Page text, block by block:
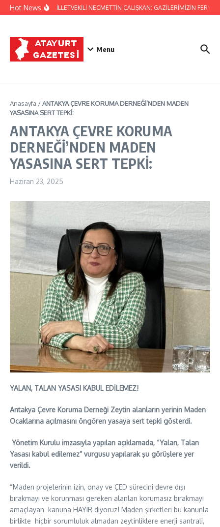
İçeriğe atla
Hot NewsHATAY MİLLETVEKİLİ NECMETTİN ÇALIŞKAN: GAZİLERİMİZİN
Menu
Anasayfa /ANTAKYA ÇEVRE KORUMA DERNEĞİ’NDEN MADEN
YASASINA SERT TEPKİ:
ANTAKYA ÇEVRE KORUMA
DERNEĞİ’NDEN MADEN
YASASINA SERT TEPKİ:
Haziran 23, 2025
YALAN, TALAN YASASI KABUL EDİLEMEZ!
Antakya Çevre Koruma Derneği Zeytin alanların yerinin Maden
Ocaklarına açılmasını öngören yasaya sert tepki gösterdi.
Yönetim Kurulu imzasıyla yapılan açıklamada, “Yalan, Talan
Yasası kabul edilemez” vurgusu yapılarak şu görüşlere yer
verildi.
“Maden projelerinin izin, onay ve ÇED sürecini devre dışı
bırakmayı ve korunması gereken alanları korumasız bırakmayı
amaçlayan kanuna HAYIR diyoruz! Maden şirketleri bu kanunla
birlikte hiçbir sorumluluk almadan zeytinliklere enerji santrali,